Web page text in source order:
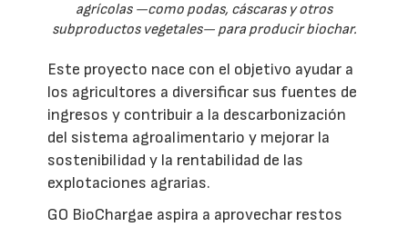
agrícolas —como podas, cáscaras y otros
subproductos vegetales— para producir biochar.
Este proyecto nace con el objetivo ayudar a
los agricultores a diversificar sus fuentes de
ingresos y contribuir a la descarbonización
del sistema agroalimentario y mejorar la
sostenibilidad y la rentabilidad de las
explotaciones agrarias.
GO BioChargae aspira a aprovechar restos